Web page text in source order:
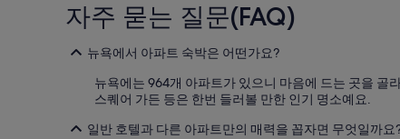
자주 묻는 질문(FAQ)
뉴욕에서 아파트 숙박은 어떤가요?
뉴욕에는 964개 아파트가 있으니 마음에 드는 곳을 골
스퀘어 가든 등은 한번 들러볼 만한 인기 명소예요.
일반 호텔과 다른 아파트만의 매력을 꼽자면 무엇일까요